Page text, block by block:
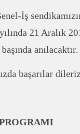
İş
21 Aralık
anılacaktır.
başarılar